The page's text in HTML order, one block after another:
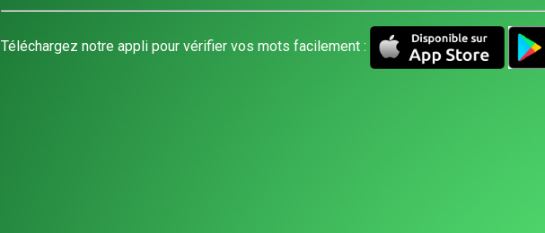
Téléchargez notre appli pour vérifier vos mots facilement :